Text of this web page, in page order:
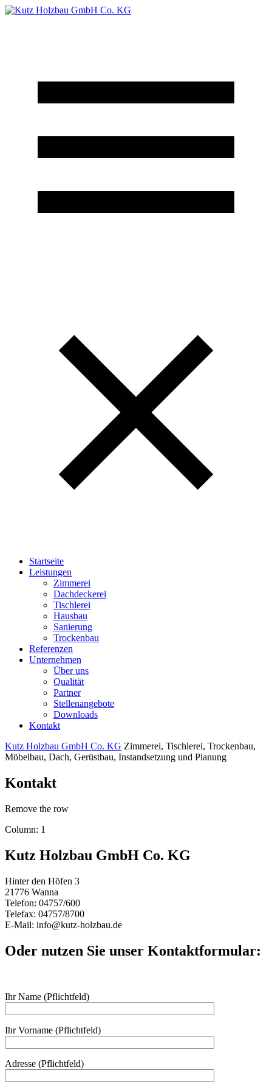
Startseite
Leistungen
Zimmerei
Dachdeckerei
Tischlerei
Hausbau
Sanierung
Trockenbau
Referenzen
Unternehmen
Über uns
Qualität
Partner
Stellenangebote
Downloads
Kontakt
Kutz Holzbau GmbH Co. KG Zimmerei, Tischlerei, Trockenbau,
Möbelbau, Dach, Gerüstbau, Instandsetzung und Planung
Kontakt
Remove the row
Column: 1
Kutz Holzbau GmbH Co. KG
Hinter den Höfen 3
21776 Wanna
Telefon: 04757/600
Telefax: 04757/8700
E-Mail: info@kutz-holzbau.de
Oder nutzen Sie unser Kontaktformular:
Ihr Name (Pflichtfeld)
Ihr Vorname (Pflichtfeld)
Adresse (Pflichtfeld)